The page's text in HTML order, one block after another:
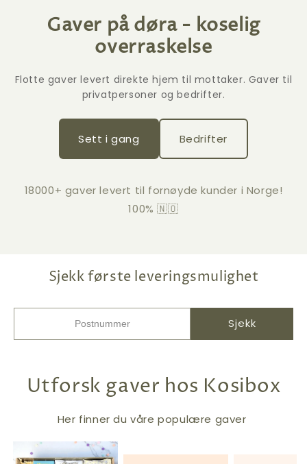
Gaver på døra - koselig
overraskelse
Flotte gaver levert direkte hjem til mottaker. Gaver til
privatpersoner og bedrifter.
Sett i gang Bedrifter
18000+ gaver levert til fornøyde kunder i Norge!
100% 🇳🇴
Sjekk første leveringsmulighet
Sjekk
Utforsk gaver hos Kosibox
Her finner du våre populære gaver